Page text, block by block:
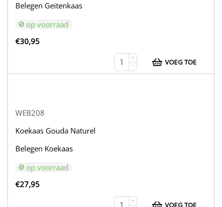
Belegen Geitenkaas
op voorraad
€30,95
+
−
VOEG TOE
WEB208
Koekaas Gouda Naturel
Belegen Koekaas
op voorraad
€27,95
+
VOEG TOE